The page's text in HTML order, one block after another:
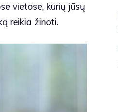
vietose, kurių jūsų
reikia žinoti.